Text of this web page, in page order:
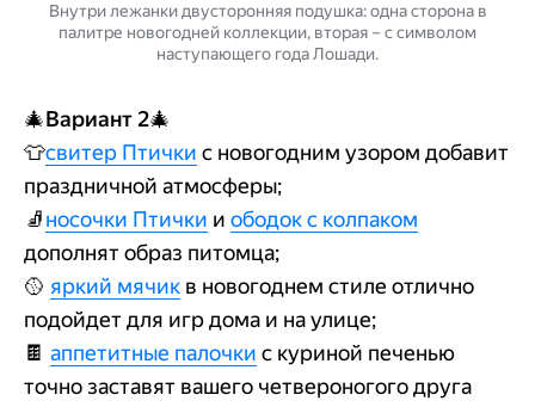
Внутри лежанки двусторонняя подушка: одна сторона в
палитре новогодней коллекции, вторая – с символом
наступающего года Лошади.
🎄Вариант 2🎄
👕свитер Птички с новогодним узором добавит
праздничной атмосферы;
🧦носочки Птички и ободок с колпаком
дополнят образ питомца;
🥎 яркий мячик в новогоднем стиле отлично
подойдет для игр дома и на улице;
🍫 аппетитные палочки с куриной печенью
точно заставят вашего четвероногого друга